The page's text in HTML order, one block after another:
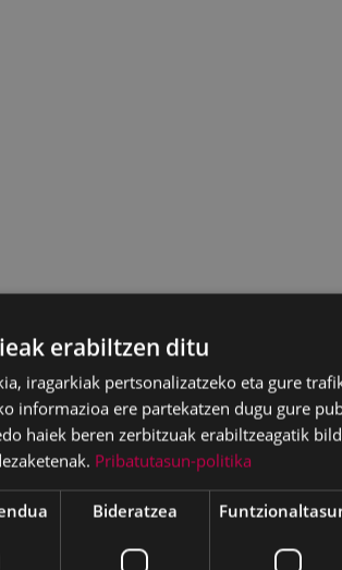
erabiltzen ditu
iragarkiak pertsonalizatzeko eta gure
informazioa ere partekatzen dugu gure
haiek beren zerbitzuak erabiltzeagatik
Pribatutasun-politika
Bideratzea